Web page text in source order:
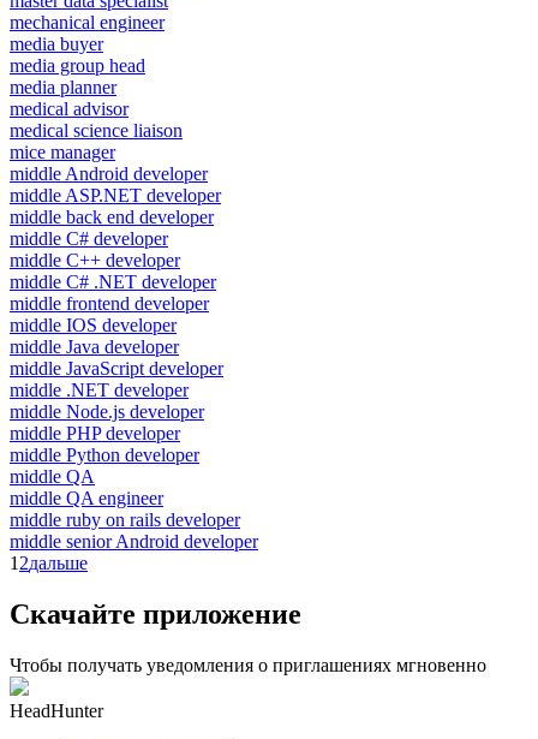
mechanical engineer
media buyer
media group head
media planner
medical advisor
medical science liaison
mice manager
middle Android developer
middle ASP.NET developer
middle back end developer
middle C# developer
middle C++ developer
middle C# .NET developer
middle frontend developer
middle IOS developer
middle Java developer
middle JavaScript developer
middle .NET developer
middle Node.js developer
middle PHP developer
middle Python developer
middle QA
middle QA engineer
middle ruby on rails developer
middle senior Android developer
1 2дальше
Скачайте приложение
Чтобы получать уведомления о приглашениях мгновенно
HeadHunter